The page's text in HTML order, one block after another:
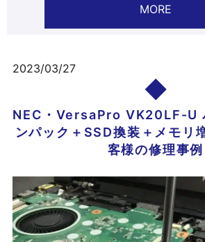
MORE
2023/03/27
NEC・VersaPro VK20LF-U
ンパック＋SSD換装＋メモリ
客様の修理事例